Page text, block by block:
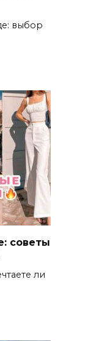
выбор
советы
ли